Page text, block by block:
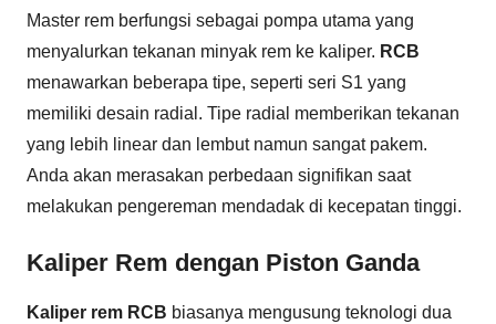
Master rem berfungsi sebagai pompa utama yang
menyalurkan tekanan minyak rem ke kaliper. RCB
menawarkan beberapa tipe, seperti seri S1 yang
memiliki desain radial. Tipe radial memberikan tekanan
yang lebih linear dan lembut namun sangat pakem.
Anda akan merasakan perbedaan signifikan saat
melakukan pengereman mendadak di kecepatan tinggi.
Kaliper Rem dengan Piston Ganda
Kaliper rem RCB biasanya mengusung teknologi dua